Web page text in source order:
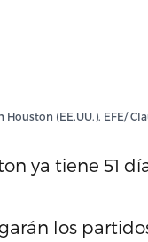
(EE.UU.). EFE/
ya tiene 51
los